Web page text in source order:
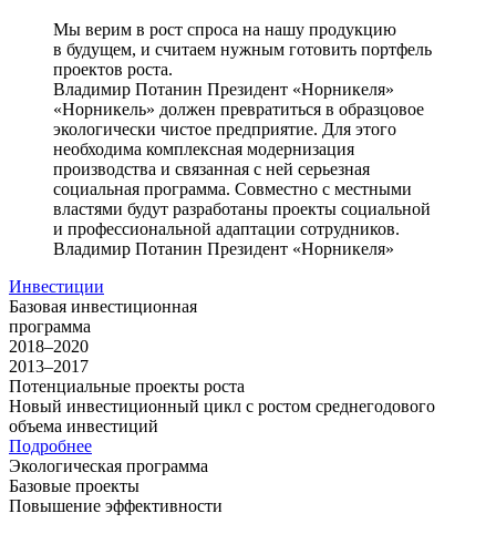
Мы верим в рост спроса на нашу продукцию
в будущем, и считаем нужным готовить портфель
проектов роста.
Владимир Потанин Президент «Норникеля»
«Норникель» должен превратиться в образцовое
экологически чистое предприятие. Для этого
необходима комплексная модернизация
производства и связанная с ней серьезная
социальная программа. Совместно с местными
властями будут разработаны проекты социальной
и профессиональной адаптации сотрудников.
Владимир Потанин Президент «Норникеля»
Инвестиции
Базовая инвестиционная
программа
2018–2020
2013–2017
Потенциальные проекты роста
Новый инвестиционный цикл с ростом среднегодового
объема инвестиций
Подробнее
Экологическая программа
Базовые проекты
Повышение эффективности